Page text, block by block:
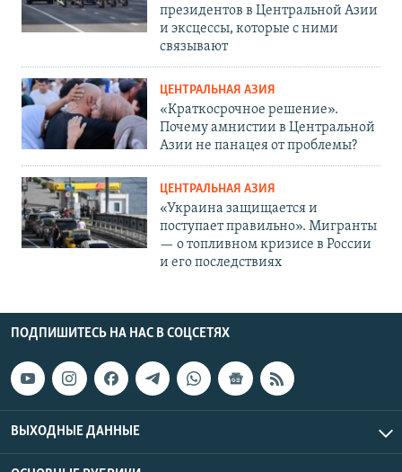
президентов в Центральной Азии
и эксцессы, которые с ними
связывают
ЦЕНТРАЛЬНАЯ АЗИЯ
«Краткосрочное решение».
Почему амнистии в Центральной
Азии не панацея от проблемы?
ЦЕНТРАЛЬНАЯ АЗИЯ
«Украина защищается и
поступает правильно». Мигранты
— о топливном кризисе в России
и его последствиях
ПОДПИШИТЕСЬ НА НАС В СОЦСЕТЯХ
ВЫХОДНЫЕ ДАННЫЕ